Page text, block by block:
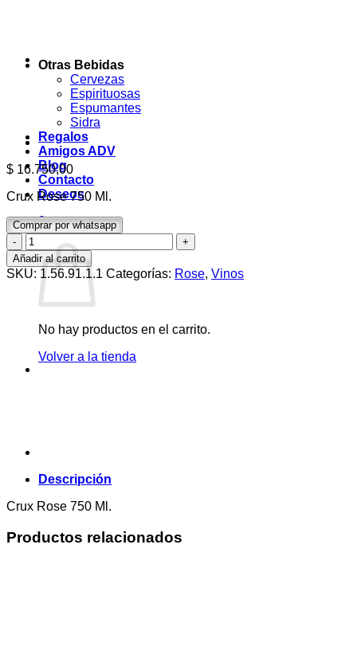
Otras Bebidas
Cervezas
Espirituosas
Espumantes
Sidra
Regalos
Amigos ADV
Blog
Contacto
Deseos
0
Carrito
No hay productos en el carrito.
Volver a la tienda
$ 16.750,00
Crux Rose 750 Ml.
Comprar por whatsapp
Crux
Rose
750
Ml.
Añadir al carrito
SKU: 1.56.91.1.1 Categorías: Rose, Vinos
Descripción
Crux Rose 750 Ml.
Productos relacionados